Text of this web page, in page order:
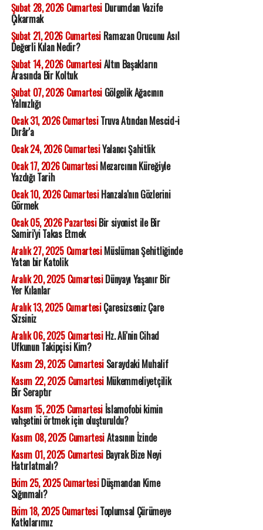
Şubat 28, 2026 CumartesiDurumdan Vazife
Çıkarmak
Şubat 21, 2026 CumartesiRamazan Orucunu Asıl
Değerli Kılan Nedir?
Şubat 14, 2026 CumartesiAltın Başakların
Arasında Bir Koltuk
Şubat 07, 2026 CumartesiGölgelik Ağacının
Yalnızlığı
Ocak 31, 2026 CumartesiTruva Atından Mescid-i
Dırâr'a
Ocak 24, 2026 CumartesiYalancı Şahitlik
Ocak 17, 2026 CumartesiMezarcının Küreğiyle
Yazdığı Tarih
Ocak 10, 2026 CumartesiHanzala'nın Gözlerini
Görmek
Ocak 05, 2026 PazartesiBir siyonist ile Bir
Samiri'yi Takas Etmek
Aralık 27, 2025 CumartesiMüslüman Şehitliğinde
Yatan bir Katolik
Aralık 20, 2025 CumartesiDünyayı Yaşanır Bir
Yer Kılanlar
Aralık 13, 2025 CumartesiÇaresizseniz Çare
Sizsiniz
Aralık 06, 2025 CumartesiHz. Ali'nin Cihad
Ufkunun Takipçisi Kim?
Kasım 29, 2025 CumartesiSaraydaki Muhalif
Kasım 22, 2025 CumartesiMükemmeliyetçilik
Bir Seraptır
Kasım 15, 2025 Cumartesiİslamofobi kimin
vahşetini örtmek için oluşturuldu?
Kasım 08, 2025 CumartesiAtasının İzinde
Kasım 01, 2025 CumartesiBayrak Bize Neyi
Hatırlatmalı?
Ekim 25, 2025 CumartesiDüşmandan Kime
Sığınmalı?
Ekim 18, 2025 CumartesiToplumsal Çürümeye
Katkılarımız